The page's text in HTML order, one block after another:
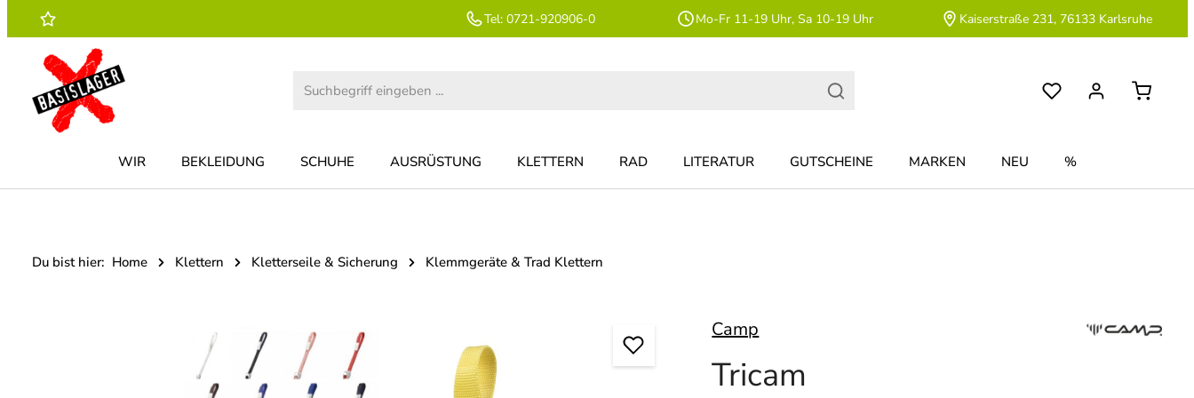
Hauptinhalt springen
Zur Suche springen
Zur Hauptnavigation springen Tel: 0721-920906-0 Mo-Fr 11-19 Uhr, Sa 10-19 Uhr Kaiserstraße 231, 76133 Karlsruhe
WIR BEKLEIDUNG SCHUHE AUSRÜSTUNG KLETTERN RAD LITERATUR GUTSCHEINE MARKEN NEU %
Du bist hier: Home Klettern Kletterseile & Sicherung Klemmgeräte & Trad Klettern
Camp
Tricam